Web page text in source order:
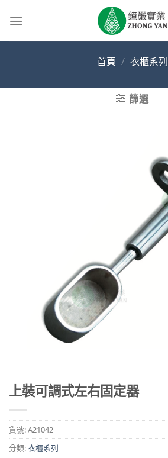
首頁 / 衣櫃系列
篩選
上裝可調式左右固定器
貨號:A21042
分類:衣櫃系列